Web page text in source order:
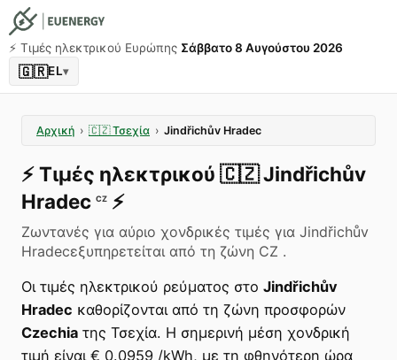
⚡️ Τιμές ηλεκτρικού Ευρώπης Σάββατο 8 Αυγούστου 2026
🇬🇷EL▾
Αρχική › 🇨🇿 Τσεχία › Jindřichův Hradec
⚡️Τιμές ηλεκτρικού 🇨🇿Jindřichův
Hradec CZ ⚡️
Ζωντανές για αύριο χονδρικές τιμές για Jindřichův
Hradecεξυπηρετείται από τη ζώνη CZ .
Οι τιμές ηλεκτρικού ρεύματος στο Jindřichův
Hradec καθορίζονται από τη ζώνη προσφορών
Czechia της Τσεχία. Η σημερινή μέση χονδρική
τιμή είναι € 0.0959 /kWh, με τη φθηνότερη ώρα